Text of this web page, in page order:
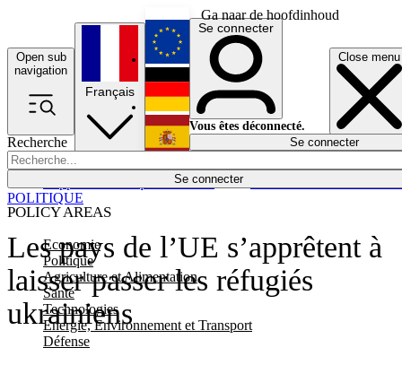
Ga naar de hoofdinhoud
Open sub
navigation
Close menu
Recherche
Se connecter
POLICY AREAS
Economie
Politique
Agriculture et Alimentation
Santé
Technologies
Energie, Environnement et Transport
Défense
Économie
Français
English
Deutsch
Español
Se connecter
Vous êtes déconnecté.
Se connecter
Les pays de l’UE s’apprêtent à
laisser passer les réfugiés
ukrainiens
POLITIQUE